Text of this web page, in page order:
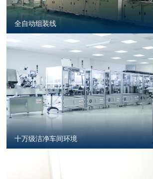
全自动组装线
十万级洁净车间环境